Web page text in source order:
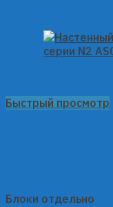
Быстрый просмотр
Блоки отдельно